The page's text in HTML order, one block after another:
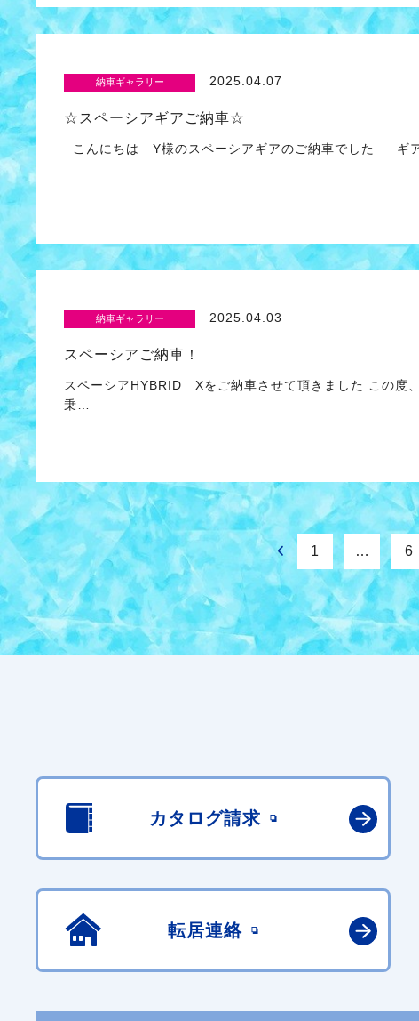
納車ギャラリー 2025.04.07
☆スペーシアギアご納車☆
こんにちは Y様のスペーシアギアのご納車でした ギ
納車ギャラリー 2025.04.03
スペーシアご納車！
スペーシアHYBRID Xをご納車させて頂きました この度
乗…
1 … 6
カタログ請求
転居連絡